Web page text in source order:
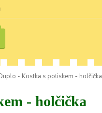
- Kostka s potiskem - holčička
- holčička